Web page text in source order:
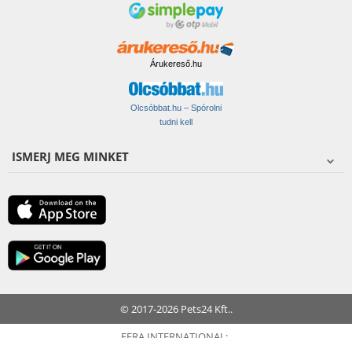
Árukereső.hu
Olcsóbbat.hu – Spórolni
tudni kell
ISMERJ MEG MINKET
© 2017-2026 Pets24 Kft..